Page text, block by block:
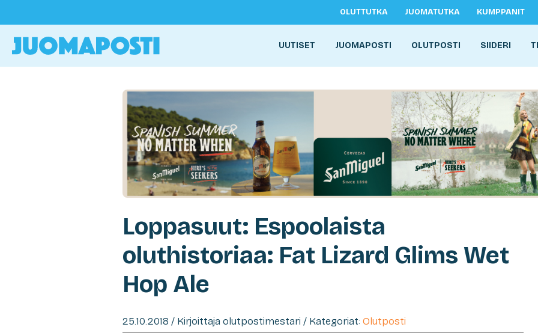
OLUTTUTKA JUOMATUTKA KUMPPANIT
UUTISET JUOMAPOSTI OLUTPOSTI SIIDERI
Loppasuut: Espoolaista
oluthistoriaa: Fat Lizard Glims Wet
Hop Ale
25.10.2018 / Kirjoittaja olutpostimestari / Kategoriat: Olutposti